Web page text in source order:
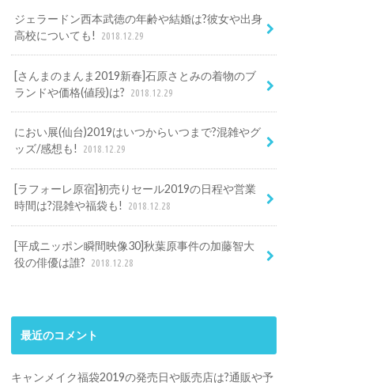
ジェラードン西本武徳の年齢や結婚は?彼女や出身
高校についても!
2018.12.29
[さんまのまんま2019新春]石原さとみの着物のブ
ランドや価格(値段)は?
2018.12.29
におい展(仙台)2019はいつからいつまで?混雑やグ
ッズ/感想も!
2018.12.29
[ラフォーレ原宿]初売りセール2019の日程や営業
時間は?混雑や福袋も!
2018.12.28
[平成ニッポン瞬間映像30]秋葉原事件の加藤智大
役の俳優は誰?
2018.12.28
最近のコメント
キャンメイク福袋2019の発売日や販売店は?通販や予